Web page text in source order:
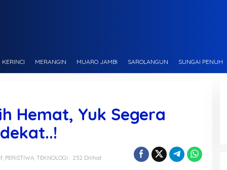
KERINCI MERANGIN MUARO JAMBI SAROLANGUN SUNGAI PENUH
Hemat, Yuk Segera
, PERISTIWA, TEKNOLOGI 252 Dilihat